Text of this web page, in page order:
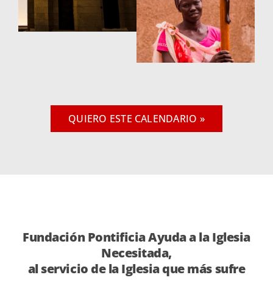
QUIERO ESTE CALENDARIO »
Fundación Pontificia Ayuda a la Iglesia
Necesitada,
al servicio de la Iglesia que más sufre